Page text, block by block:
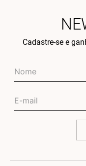
Cadastre-se e